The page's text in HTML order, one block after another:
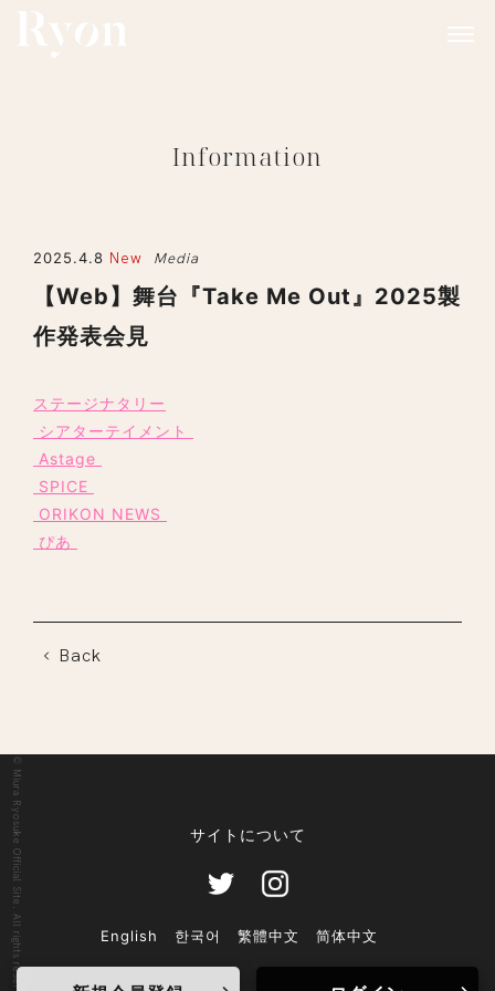
Information
2025.4.8 New Media
【Web】舞台『Take Me Out』2025製
作発表会見
ステージナタリー
シアターテイメント
Astage
SPICE
ORIKON NEWS
ぴあ
Back
サイトについて
© Miura Ryosuke Official Site. All rights reserved. English 한국어 繁體中文 简体中文